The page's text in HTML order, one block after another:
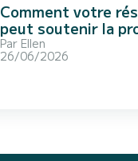
Comment votre
peut soutenir la
l’océan
Par Ellen
26/06/2026